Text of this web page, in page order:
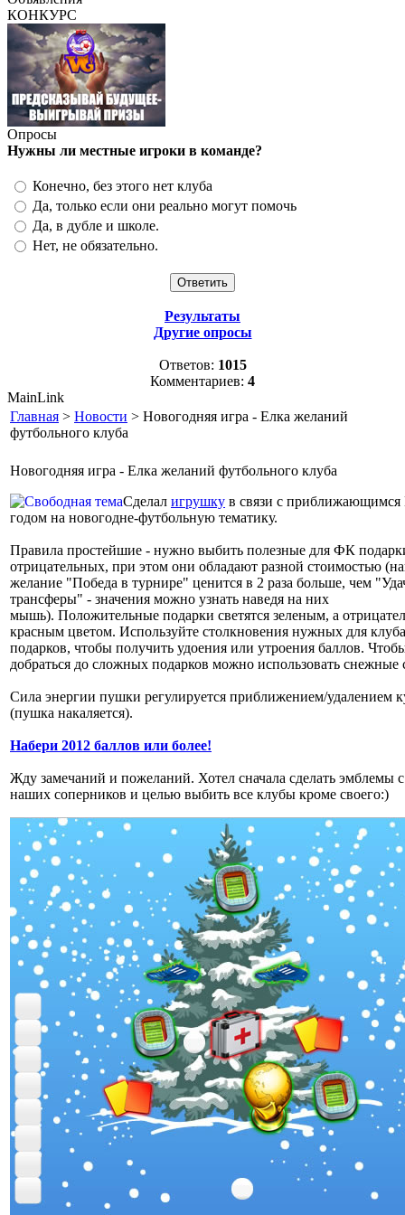
КОНКУРС
Опросы
Нужны ли местные игроки в команде?
Конечно, без этого нет клуба
Да, только если они реально могут помочь
Да, в дубле и школе.
Нет, не обязательно.
Результаты
Другие опросы
Ответов: 1015
Комментариев: 4
MainLink
Главная > Новости > Новогодняя игра - Елка желаний
футбольного клуба
Новогодняя игра - Елка желаний футбольного клуба
Сделал игрушку в связи с
годом на новогодне-футбольную тематику.
Правила простейшие - нужно выбить полезные для ФК
отрицательных, при этом они обладают разной стоимостью
желание "Победа в турнире" ценится в 2 раза больше, чем
трансферы" - значения можно узнать наведя на них
мышь). Положительные подарки светятся зеленым, а
красным цветом. Используйте столкновения нужных для клуба
подарков, чтобы получить удоения или утроения баллов.
добраться до сложных подарков можно использовать снежные
Сила энергии пушки регулируется приближением/удалением
(пушка накаляется).
Набери 2012 баллов или более!
Жду замечаний и пожеланий. Хотел сначала сделать эмблемы
наших соперников и целью выбить все клубы кроме своего:)